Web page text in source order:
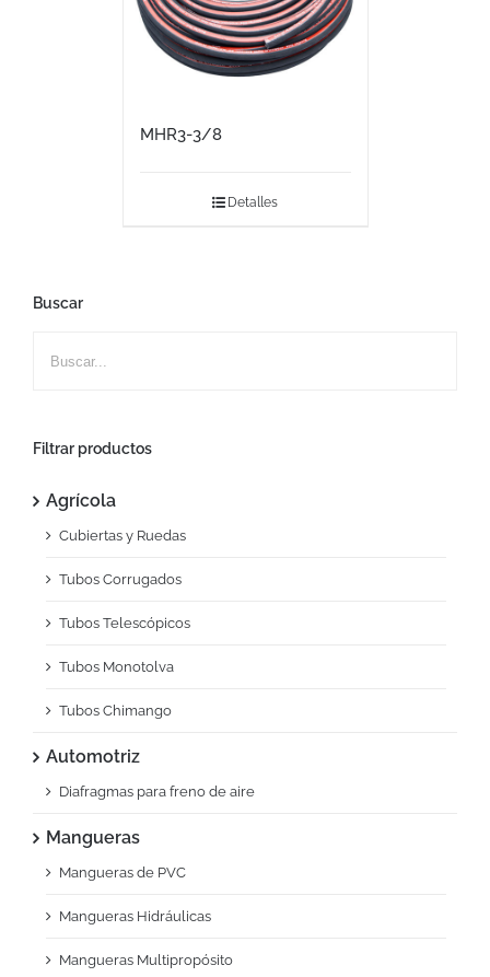
MHR3-3/8
Detalles
Buscar
Filtrar productos
Agrícola
Cubiertas y Ruedas
Tubos Corrugados
Tubos Telescópicos
Tubos Monotolva
Tubos Chimango
Automotriz
Diafragmas para freno de aire
Mangueras
Mangueras de PVC
Mangueras Hidráulicas
Mangueras Multipropósito